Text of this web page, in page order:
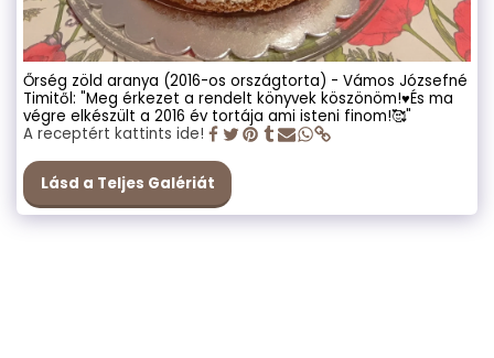
Őrség zöld aranya (2016-os országtorta) - Vámos Józsefné
Timitől: "Meg érkezet a rendelt könyvek köszönöm!♥️És ma
végre elkészült a 2016 év tortája ami isteni finom!🥰"
A receptért kattints ide!
Lásd a Teljes Galériát